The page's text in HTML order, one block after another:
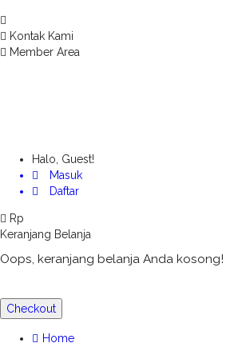
Kontak Kami
Member Area
Halo, Guest!
Masuk
Daftar
Rp
Keranjang Belanja
Oops, keranjang belanja Anda kosong!
Checkout
Home